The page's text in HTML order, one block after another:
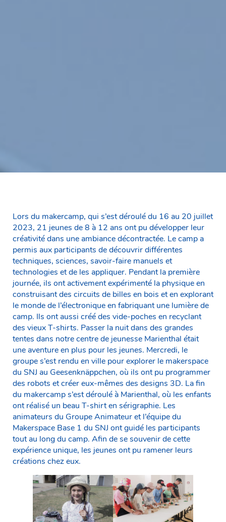
Lors du makercamp, qui s’est déroulé du 16 au 20 juillet
2023, 21 jeunes de 8 à 12 ans ont pu développer leur
créativité dans une ambiance décontractée. Le camp a
permis aux participants de découvrir différentes
techniques, sciences, savoir-faire manuels et
technologies et de les appliquer. Pendant la première
journée, ils ont activement expérimenté la physique en
construisant des circuits de billes en bois et en explorant
le monde de l’électronique en fabriquant une lumière de
camp. Ils ont aussi créé des vide-poches en recyclant
des vieux T-shirts. Passer la nuit dans des grandes
tentes dans notre centre de jeunesse Marienthal était
une aventure en plus pour les jeunes. Mercredi, le
groupe s’est rendu en ville pour explorer le makerspace
du SNJ au Geesenknäppchen, où ils ont pu programmer
des robots et créer eux-mêmes des designs 3D. La fin
du makercamp s’est déroulé à Marienthal, où les enfants
ont réalisé un beau T-shirt en sérigraphie. Les
animateurs du Groupe Animateur et l’équipe du
Makerspace Base 1 du SNJ ont guidé les participants
tout au long du camp. Afin de se souvenir de cette
expérience unique, les jeunes ont pu ramener leurs
créations chez eux.